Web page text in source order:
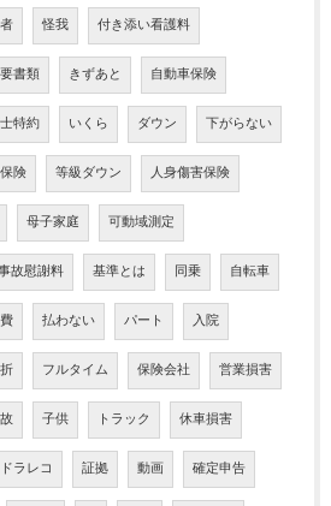
怪我 付き添い看護料
書類 きずあと 自動車保険
特約 いくら ダウン 下がらない
険 等級ダウン 人身傷害保険
母子家庭 可動域測定
故慰謝料 基準とは 同乗 自転車
払わない パート 入院
フルタイム 保険会社 営業損害
子供 トラック 休車損害
ドラレコ 証拠 動画 確定申告